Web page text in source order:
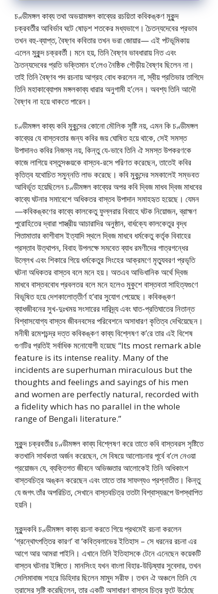
চণ্ডীমঙ্গল কাব্য তথা অভয়ামঙ্গল কাব্যের রচয়িতা কবিকঙ্কণ মুকুন্দ
চক্রবর্তীর আবির্ভাব ঘটে ষোড়শ শতকের মধ্যভাগে। চৈতন্যদেবের প্রভাব
তখন বহু-ব্যাপ্ত, বৈষ্ণব কবিতার তখন ভরা জোয়ার— এই পটভূমিকায়
এলেন মুকুন্দ চক্রবর্তী। মনে হয়, তিনি বৈষ্ণব ভাবধারায় নিত এবং
চৈতন্যদেবের প্রতি ভক্তিমান হ’লেও নৈষ্ঠিক গৌড়ীয় বৈষ্ণব ছিলেন না।
তাই তিনি বৈষ্ণব পদ রচনায় আগ্রহ বোধ করলেন না, স্বীয় প্রতিভার তাগিদে
তিনি মহাকাব্যোপম মঙ্গলকাব্য ধারার অনুগামী হ’লেন। অবশ্য তিনি আদৌ
বৈষ্ণব না হয়ে থাকতে পারেন।
চণ্ডীমঙ্গল কাব্য কবি মুকুন্দের কোনো মৌলিক সৃষ্টি নয়, এমন কি চণ্ডীমঙ্গল
কাব্যের যে বাস্তবতার জন্য কবির জয় ঘোষিত হয়ে থাকে, সেই সমস্ত
উপাদানও কবির নিজস্ব নয়, কিন্তু যে-ভাবে তিনি ঐ সমস্ত উপকরণকে
কাজে লাগিয়ে বস্তুসঞ্চয়কে বাস্তব-রসে পরিণত করেছেন, তাতেই কবির
কৃতিত্ব যথোচিত সমুন্নতি লাভ করেছে। কবি মুকুন্দের সমকালেই সম্ভবত
আবির্ভূত হয়েছিলেন চণ্ডীমঙ্গল কাব্যের অপর কবি দ্বিজ মাধব দ্বিজ মাধবের
কাব্যে ঘটনার সমাবেশে অধিকতর বাস্তব উপাদান সমাহহৃত হয়েছে। যেমন
—কবিকঙ্কণের কাব্যে কালকেতু ফুল্লরার বিবাহে ঘটক নিয়োজন, ব্রাহ্মণ
পুরোহিতের দ্বারা শাস্ত্রীয় আচারাদির অনুষ্ঠান, বার্ধক্যে কালকেতুর বৃদ্ধ
পিতামাতার কাশীবাস ইত্যাদি স্থলে দ্বিজ মাধবে ধর্মকেতু কর্তৃক বিবাহের
প্রস্তাব উত্থাপন, বিবাহ উপলক্ষে সমবেত ব্যাধ রমণীদের গাত্রগন্ধের
উল্লেখ এবং শিকারে গিয়ে ধর্মকেতুর সিংহের আক্রমণে মৃত্যুবরণ প্রভৃতি
ঘটনা অধিকতর বাস্তব বলে মনে হয়। অতএব আভিধানিক অর্থে দ্বিজ
মাধবে বাস্তববোধ প্রবলতর বলে মনে হলেও মুকুশে বাস্তবতা সাহিত্যগুণে
বিভূষিত হয়ে দেশকালোত্তীর্ণ হ’বার সুযোগ পেয়েছে। কবিকঙ্কণ
ব্যাধজীবনের সুখ-দুঃখময় সংসারের দারিদ্র্য এবং ঘাত-প্রতিঘাতের নিতান্ত
বিশ্বাসযোগ্য বাস্তব জীবনবসের পরিবেশনে অসাধারণ কৃতিত্ব দেখিয়েছেন।
মনীষী রমেশচন্দ্র দত্ত কবিকঙ্কণ কাব্য বিশ্লেষণ ক’রে তার এই বিশেষ
গুণটির প্রতিই সর্বাধিক মনোযোগী হয়েছে “Its most remark able
feature is its intense reality. Many of the
incidents are superhuman miraculous but the
thoughts and feelings and sayings of his men
and women are perfectly natural, recorded with
a fidelity which has no parallel in the whole
range of Bengali literature.”
মুকুন্দ চক্রবর্তীর চণ্ডীমঙ্গল কাব্য বিশ্লেষণ করে তাতে কবি বাস্তবরস সৃষ্টিতে
কতখানি সার্থকতা অর্জন করেছেন, সে বিষয়ে আলোচনার পূর্বে ব’লে নেওয়া
প্রয়োজন যে, ব্যক্তিগত জীবনে অভিজ্ঞতার আলোকেই তিনি অধিকাংশ
বাস্তবচিত্র অঙ্কন করেছেন এবং তাতে তার সাফল্যও প্রশ্নাতীত। কিন্তু
যে জগৎ তাঁর অপরিচিত, সেখানে বাস্তবচিত্র ততটা বিশ্বাস্যরূপে উপস্থাপিত
হয়নি।
মুকুন্দকবি চণ্ডীমঙ্গল কাব্য রচনা করতে গিয়ে প্রথমেই রচনা করলেন
‘গ্রন্থোৎপত্তির কারণ’ বা ‘কবিত্বলাভের ইতিহাস – সে ধরনের রচনা এর
আগে আর আমরা পাইনি। এখানে তিনি ইতিহাসকে টেনে এনেছেন কয়েকটি
বাস্তব ঘটনার ইঙ্গিতে। মানসিংহ যখন বাংলা বিহার-উড়িষ্যার সুবেদার, তখন
সেলিমাবাজ শহরে ডিহিদার ছিলেন মামুদ সরীফ। তখন ঐ অঞ্চলে তিনি যে
ত্রাসের সৃষ্টি করেছিলেন, তার একটি অসাধারণ বাস্তব চিত্র ফুটে উঠেছে